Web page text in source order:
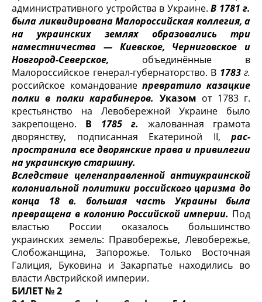
административного устройства в Украине. В 1781 г.
была ликвидирована Малороссийская коллегия, а
на украинских землях образовались три
наместниче­ства — Киевское, Черниговское и
Новгород-Северское, объединён­ные в
Малороссийское генерал-губернаторство. В 1783г.
российское ко­мандование превратило казацкие
полки в полки карабинеров. Указом от 1783 г.
крестьянство на Левобережной Украине было
закрепощено. В 1785 г.
жалованная грамота
дворянству, подписанная Екатериной II,
рас­
пространила все дворянские права и привилегии
на украинскую стар­шину.
Вследствие целенаправленной антиукраинской
колониальной по­литики российского царизма до
конца 18 в. большая часть Украины была
превращена в колонию Российской империи. Под
властью России оказалось большинство
украинских земель: Правобережье, Левобережье,
Слобожанщина, Запорожье. Только Восточная
Галиция, Буковина и Закар­патье находились во
власти Австрийской империи.
БИЛЕТ № 2